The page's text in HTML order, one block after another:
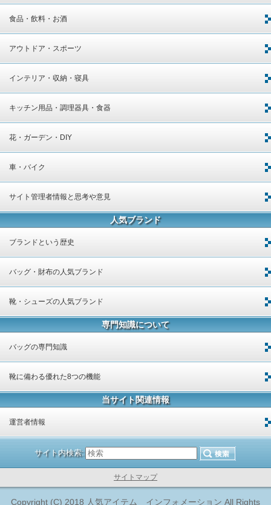
食品・飲料・お酒
アウトドア・スポーツ
インテリア・収納・寝具
キッチン用品・調理器具・食器
花・ガーデン・DIY
車・バイク
サイト管理者情報と思考や意見
人気ブランド
ブランドという歴史
バッグ・財布の人気ブランド
靴・シューズの人気ブランド
専門知識について
バッグの専門知識
靴に備わる優れた8つの機能
当サイト関連情報
運営者情報
サイト内検索:
サイトマップ
Copyright (C) 2018 人気アイテム インフォメーション All Rights